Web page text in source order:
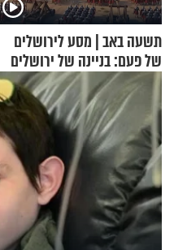
תשעה באב | מסע לירושלים
של פעם: בניינה של ירושלים